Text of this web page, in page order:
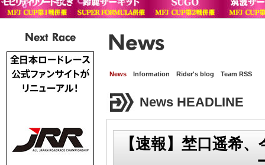
Next Race
News Information Rider's blog Team RSS
News HEADLINE
【速報】埜口遥希